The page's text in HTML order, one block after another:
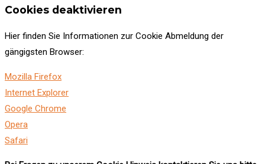
Cookies deaktivieren
Hier finden Sie Informationen zur Cookie Abmeldung der
gängigsten Browser:
Mozilla Firefox
Internet Explorer
Google Chrome
Opera
Safari